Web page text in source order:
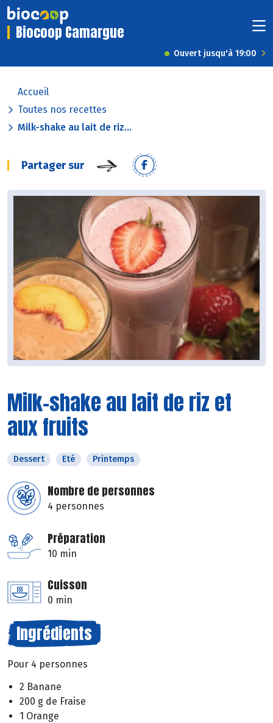
Biocoop Camargue
Ouvert jusqu'à 19:00
Accueil
Toutes nos recettes
Milk-shake au lait de riz...
Partager sur
Milk-shake au lait de riz et
aux fruits
Dessert Eté Printemps
Nombre de personnes
4 personnes
Préparation
10 min
Cuisson
0 min
Ingrédients
Pour 4 personnes
2 Banane
200 g de Fraise
1 Orange